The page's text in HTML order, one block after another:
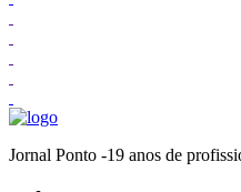
Jornal Ponto -19 anos de